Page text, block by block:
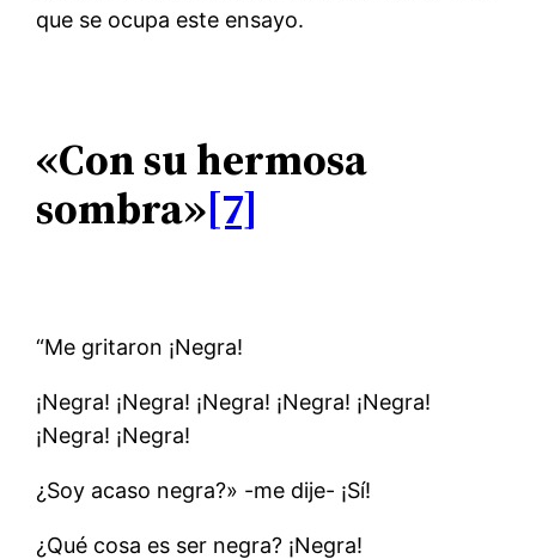
que se ocupa este ensayo.
«Con su hermosa
sombra»[7]
“Me gritaron ¡Negra!
¡Negra! ¡Negra! ¡Negra! ¡Negra! ¡Negra!
¡Negra! ¡Negra!
¿Soy acaso negra?» -me dije- ¡Sí!
¿Qué cosa es ser negra? ¡Negra!